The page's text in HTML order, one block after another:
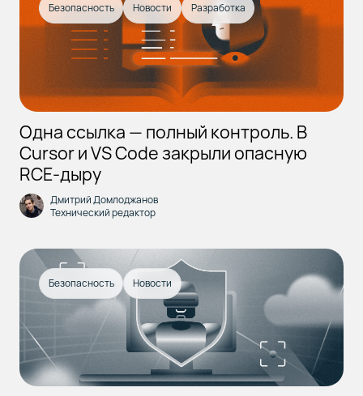
Безопасность Новости Разработка
Одна ссылка — полный контроль. В
Cursor и VS Code закрыли опасную
RCE-дыру
Дмитрий Домлоджанов
Технический редактор
Безопасность Новости